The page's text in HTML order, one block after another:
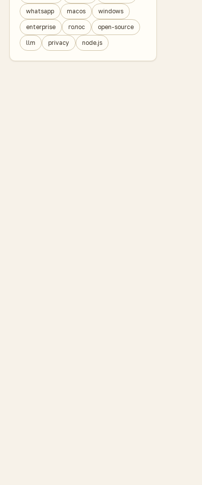
whatsapp macos windows
enterprise голос open-source
llm privacy node.js